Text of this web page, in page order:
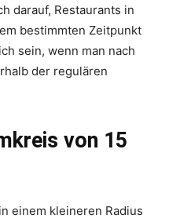
darauf, Restaurants in
bestimmten Zeitpunkt
sein, wenn man nach
der regulären
von 15
einem kleineren Radius